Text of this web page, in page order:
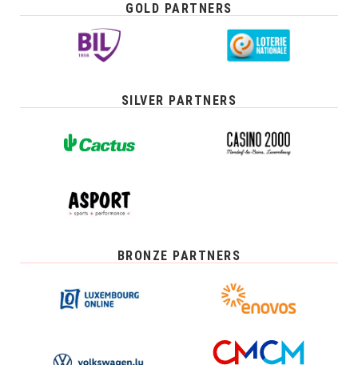
GOLD PARTNERS
SILVER PARTNERS
BRONZE PARTNERS